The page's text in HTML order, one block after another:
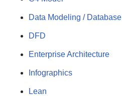
Data Modeling / Database
DFD
Enterprise Architecture
Infographics
Lean